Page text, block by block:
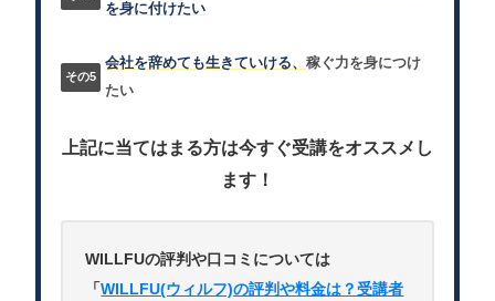
を身に付けたい
会社を辞めても生きていける、稼ぐ力を身につけ
たい
上記に当てはまる方は今すぐ受講をオススメし
ます！
WILLFUの評判や口コミについては
「WILLFU(ウィルフ)の評判や料金は？受講者